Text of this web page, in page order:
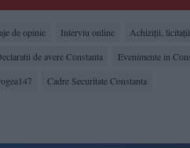
de opinie Interviu online
Achiziții,
de avere Constanta
Evenimente in
Cadre Securitate Constanta